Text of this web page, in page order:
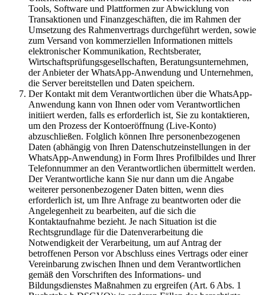
Tools, Software und Plattformen zur Abwicklung von
Transaktionen und Finanzgeschäften, die im Rahmen der
Umsetzung des Rahmenvertrags durchgeführt werden, sowie
zum Versand von kommerziellen Informationen mittels
elektronischer Kommunikation, Rechtsberater,
Wirtschaftsprüfungsgesellschaften, Beratungsunternehmen,
der Anbieter der WhatsApp-Anwendung und Unternehmen,
die Server bereitstellen und Daten speichern.
Der Kontakt mit dem Verantwortlichen über die WhatsApp-
Anwendung kann von Ihnen oder vom Verantwortlichen
initiiert werden, falls es erforderlich ist, Sie zu kontaktieren,
um den Prozess der Kontoeröffnung (Live-Konto)
abzuschließen. Folglich können Ihre personenbezogenen
Daten (abhängig von Ihren Datenschutzeinstellungen in der
WhatsApp-Anwendung) in Form Ihres Profilbildes und Ihrer
Telefonnummer an den Verantwortlichen übermittelt werden.
Der Verantwortliche kann Sie nur dann um die Angabe
weiterer personenbezogener Daten bitten, wenn dies
erforderlich ist, um Ihre Anfrage zu beantworten oder die
Angelegenheit zu bearbeiten, auf die sich die
Kontaktaufnahme bezieht. Je nach Situation ist die
Rechtsgrundlage für die Datenverarbeitung die
Notwendigkeit der Verarbeitung, um auf Antrag der
betroffenen Person vor Abschluss eines Vertrags oder einer
Vereinbarung zwischen Ihnen und dem Verantwortlichen
gemäß den Vorschriften des Informations- und
Bildungsdienstes Maßnahmen zu ergreifen (Art. 6 Abs. 1